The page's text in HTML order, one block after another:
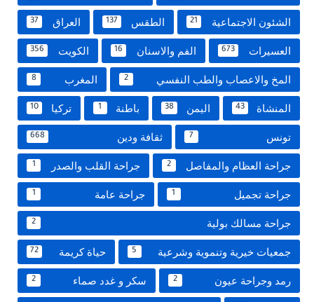
الشئون الاجتماعية 21 الطقس 137 العراق 37
العسيرات 673 الفم والاسنان 16 الكويت 356
المخ والاعصاب والطب النفسي 2 المغرب 8
المنشاة 43 اليمن 38 باطنة 1 تركيا 10
تونس 7 ثقافة ودين 668
جراحة العظام والمفاصل 2 جراحة القلب والصدر 1
جراحة تجميل 1 جراحة عامة 1
جراحة مسالك بولية 2
جمعيات خيرية وتنموية وشرعية 5 حياة كريمة 72
رمد وجراحة عيون 2 سكر و غدد صماء 2